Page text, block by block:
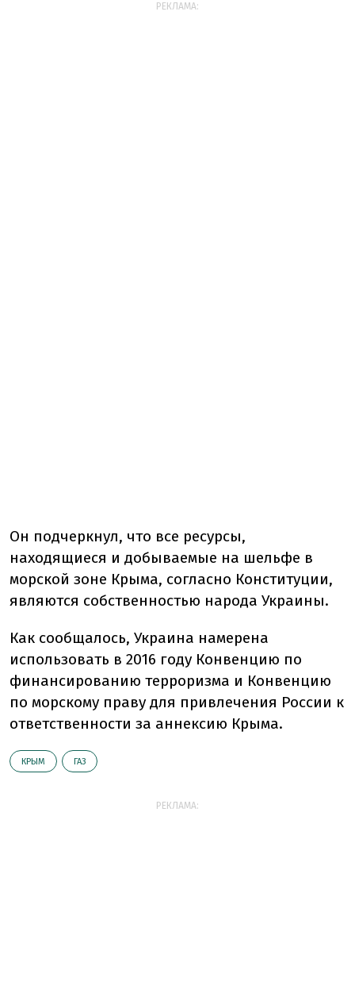
РЕКЛАМА:
Он подчеркнул, что все ресурсы,
находящиеся и добываемые на шельфе в
морской зоне Крыма, согласно Конституции,
являются собственностью народа Украины.
Как сообщалось, Украина намерена
использовать в 2016 году Конвенцию по
финансированию терроризма и Конвенцию
по морскому праву для привлечения России к
ответственности за аннексию Крыма.
КРЫМ ГАЗ
РЕКЛАМА: